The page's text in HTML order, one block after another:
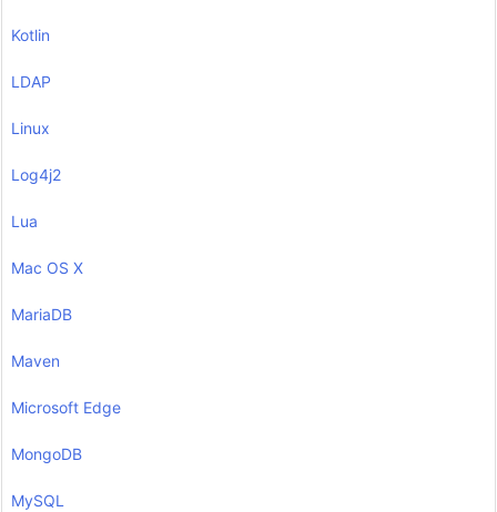
Kotlin
LDAP
Linux
Log4j2
Lua
Mac OS X
MariaDB
Maven
Microsoft Edge
MongoDB
MySQL